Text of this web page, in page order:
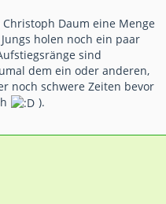
Daum eine Menge
holen noch ein paar
sind
dem ein oder anderen,
noch schwere Zeiten bevor
).